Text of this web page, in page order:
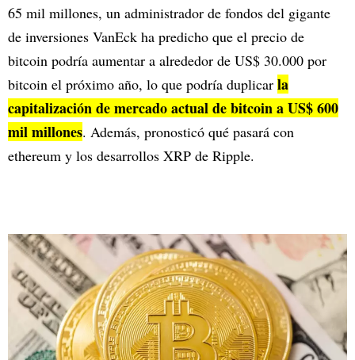
65 mil millones, un administrador de fondos del gigante
de inversiones VanEck ha predicho que el precio de
bitcoin podría aumentar a alrededor de US$ 30.000 por
bitcoin el próximo año, lo que podría duplicar la
capitalización de mercado actual de bitcoin a US$ 600
mil millones. Además, pronosticó qué pasará con
ethereum y los desarrollos XRP de Ripple.